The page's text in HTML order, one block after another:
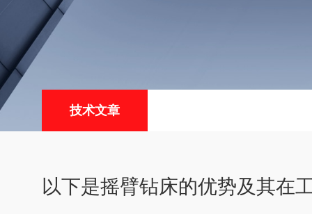
技术文章
以下是摇臂钻床的优势及其在